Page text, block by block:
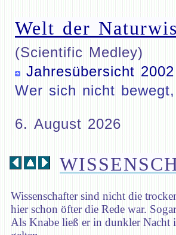
Welt der
(Scientific Medley)
Jahresübersicht 2002
Wer sich nicht
6. August 2026
Wissenschafter sind nicht die
hier schon öfter die Rede war.
Als Knabe ließ er in dunkler Nacht